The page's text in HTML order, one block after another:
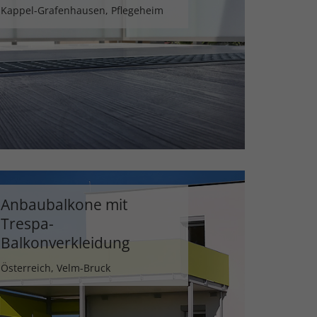
Kappel-Grafenhausen, Pflegeheim
Anbaubalkone mit
Trespa-
Balkonverkleidung
Österreich, Velm-Bruck